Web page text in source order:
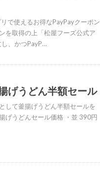
で使えるお得なPayPayクーポン
を取得の上「松屋フーズ公式ア
、かつPayP…
げうどん半額セール
して釜揚げうどん半額セールを
げうどんセール価格 ・並 390円